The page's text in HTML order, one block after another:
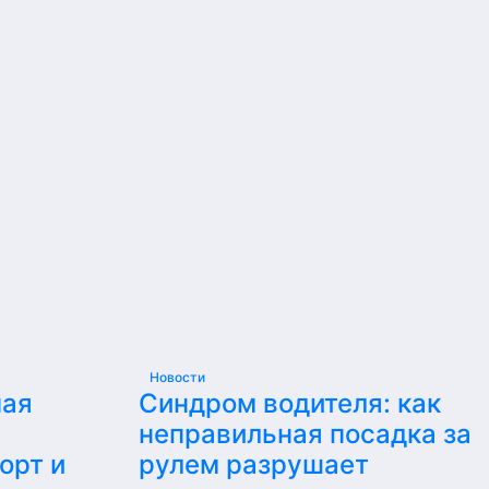
и
Новости
Синдром водителя: как
неправильная посадка за
рулем разрушает